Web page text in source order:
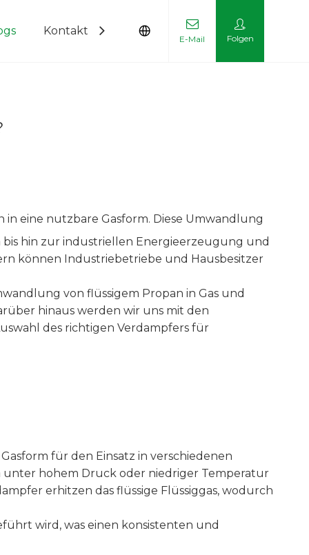
Kontaktieren Sie uns
E-Mail Folgen
in eine nutzbare Gasform. Diese Umwandlung
hin zur industriellen Energieerzeugung und
können Industriebetriebe und Hausbesitzer
von flüssigem Propan in Gas und
hinaus werden wir uns mit den
des richtigen Verdampfers für
für den Einsatz in verschiedenen
unter hohem Druck oder niedriger Temperatur
erhitzen das flüssige Flüssiggas, wodurch
wird, was einen konsistenten und